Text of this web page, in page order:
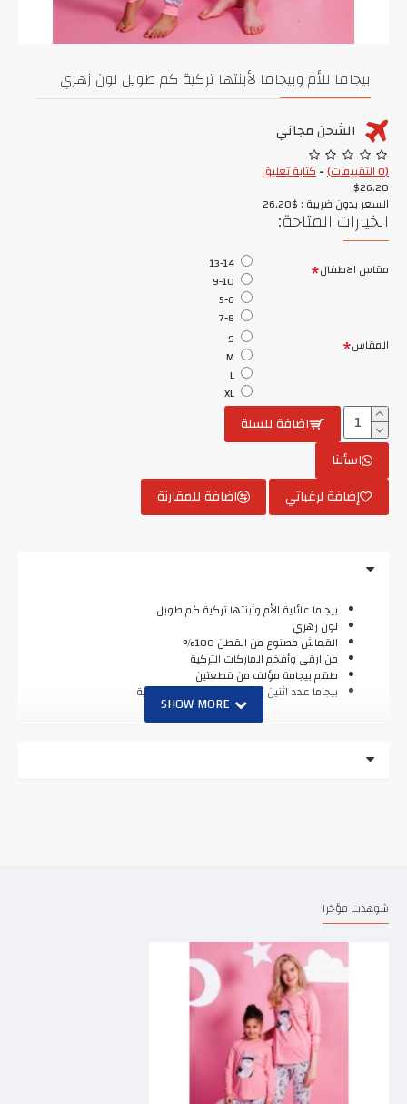
بيجاما للأم وبيجاما لأبنتها تركية كم طويل لون زهري
الشحن مجاني
(0 التقييمات) -كتابة تعليق
$26.20
السعر بدون ضريبة : $26.20
الخيارات المتاحة:
مقاس الاطفال
13-14
9-10
5-6
7-8
المقاس
S
M
L
XL
اضافة للسلة
اسألنا
إضافة لرغباتي
اضافة للمقارنة
بيجاما عائلية الأم وأبنتها تركية كم طويل
لون زهري
القماش مصنوع من القطن 100%
من ارقى وأفخم الماركات التركية
طقم بيجامة مؤلف من قطعتين
بيجاما عدد اثنين : بيجاما نسائية + بيجاما بناتية
شوهدت مؤخرا